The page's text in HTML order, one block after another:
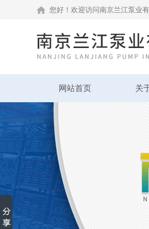
您好！欢迎访问南京兰江泵业
网站首页 关